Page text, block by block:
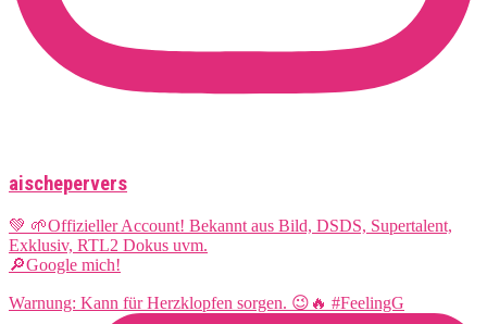
aischepervers
💚 🌱Offizieller Account! Bekannt aus Bild, DSDS, Supertalent,
Exklusiv, RTL2 Dokus uvm.
🔎Google mich!
Warnung: Kann für Herzklopfen sorgen. 😉🔥 #FeelingG